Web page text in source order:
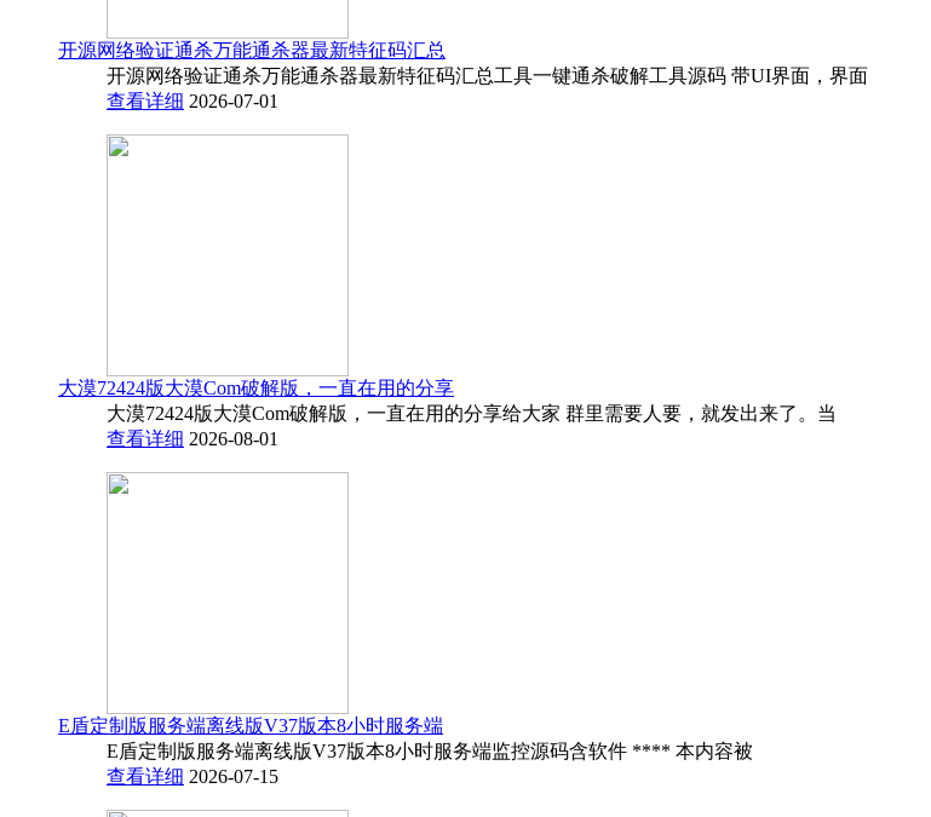
开源网络验证通杀万能通杀器最新特征码汇总
开源网络验证通杀万能通杀器最新特征码汇总工具一键通杀破解工具源码 带UI界面，界面
查看详细 2026-07-01
大漠72424版大漠Com破解版，一直在用的分享
大漠72424版大漠Com破解版，一直在用的分享给大家 群里需要人要，就发出来了。当
查看详细 2026-08-01
E盾定制版服务端离线版V37版本8小时服务端
E盾定制版服务端离线版V37版本8小时服务端监控源码含软件 **** 本内容被
查看详细 2026-07-15